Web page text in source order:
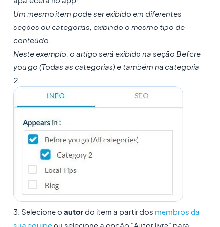
Um mesmo item pode ser exibido em diferentes
seções ou categorias, exibindo o mesmo tipo de
conteúdo.
Neste exemplo, o artigo será exibido na seção Before
you go (Todas as categorias) e também na categoria
2.
3. Selecione o autordo item a partir dos membros da
sua equipeou selecione a opção "Autor livre" para